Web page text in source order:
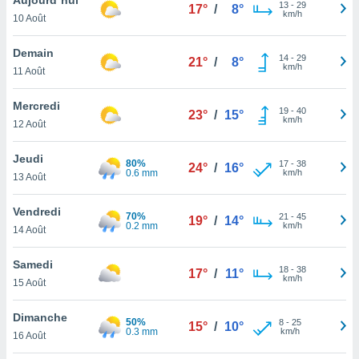
et
»,
au
vous
qu'ils
ou
le
ainsi
un
la
du
10 Août
17° / 8° 13- 29
km/h
Demain
11 Août
21° / 8° 14- 29
km/h
Mercredi
12 Août
23° / 15° 19- 40
km/h
Jeudi
13 Août
80%
0.6 mm
24° / 16° 17- 38
km/h
Vendredi
14 Août
70%
0.2 mm
19° / 14° 21 - 45
km/h
Samedi
15 Août
17° / 11° 18- 38
km/h
Dimanche
16 Août
50%
0.3 mm
15° / 10° 8- 25
km/h